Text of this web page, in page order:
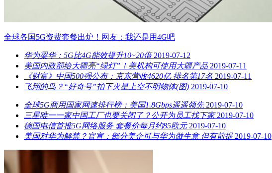
全球各国5G资费套餐出炉！网友：我还是用4G吧
华为梁华：5G比4G能效提升10~20倍 2019-07-12
美国内政部给大疆亮“绿灯”！美机构可使用大疆产品 2019-07-11
《财富》中国500强公布：京东营收4620亿 排名第17名 2019-07-11
飞翔的鸟？“好奇号”拍下火星上空不明物体(图) 2019-07-10
全球5G商用国家网速排行榜：美国1.8Gbps遥遥领先 2019-07-10
三星唯一一家中国工厂也要关闭了？公开为员工找下家 2019-07-10
德国电信首推5G网络服务 套餐价每月约85欧元 2019-07-10
美国对华为解禁？官宣：部分美企可与华为做生意 但有前提 2019-07-10